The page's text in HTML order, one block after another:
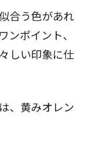
合う色があれ
ポイント、
しい印象に仕
、黄みオレン